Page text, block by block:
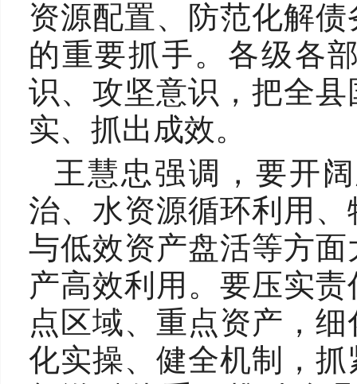
资源配置、防范化解
的重要抓手。各级各
识、攻坚意识，把全
实、抓出成效。
王慧忠强调，要开
治、水资源循环利用
与低效资产盘活等方
产高效利用。要压实
点区域、重点资产，
化实操、健全机制，